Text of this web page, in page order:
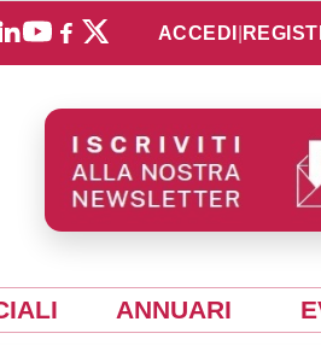
ACCEDI
ANNUARI